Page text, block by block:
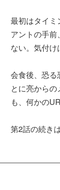
最初はタイミ
アントの手
ない。気付け
会食後、恐る
とに亮から
も、何かの
第2話の続き